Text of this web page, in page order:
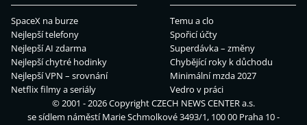
SpaceX na burze
Nejlepší telefony
Nejlepší AI zdarma
Nejlepší chytré hodinky
Nejlepší VPN – srovnání
Netflix filmy a seriály
Temu a clo
Spořicí účty
Superdávka – změny
Chybějící roky k důchodu
Minimální mzda 2027
Vedro v práci
© 2001 - 2026 CopyrightCZECH NEWS CENTER a.s.
se sídlem náměstí Marie Schmolkové 3493/1, 100 00 Praha 10 -